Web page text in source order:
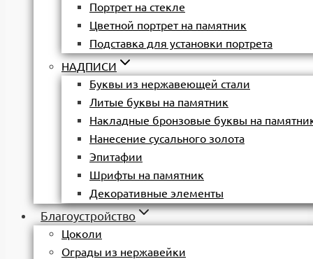
Портрет на стекле
Цветной портрет на памятник
Подставка для установки портрета
НАДПИСИ
Буквы из нержавеющей стали
Литые буквы на памятник
Накладные бронзовые буквы на
Нанесение сусального золота
Эпитафии
Шрифты на памятник
Декоративные элементы
Благоустройство
Цоколи
Ограды из нержавейки